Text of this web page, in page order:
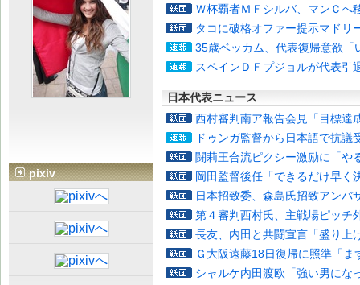
Ｗ杯覇者ＭＦシルバ、マンＣへ
タコに破格オファー提示マドリ
35歳ベッカム、代表復帰意欲「
スペインＤＦプジョルが代表引
日本代表ニュース
西村審判南ア報告会見「目標達
ドゥンガ監督から日本語で抗議
闘莉王合流ピクシー激励に「や
岡田監督後任「できるだけ早く
日本招致委、森島氏招致アンバ
第４審判西村氏、主戦場ピッチ
長友、内田と共闘宣言「盛り上
Ｇ大阪遠藤18日復帰に照準「ま
シャルケ内田渡欧「強い男にな
pixiv